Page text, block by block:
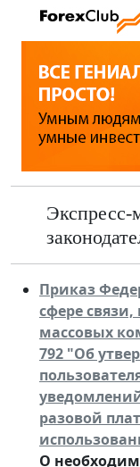
Экспресс-
Приказ
сфере
массовых
792 "Об
разовой
О